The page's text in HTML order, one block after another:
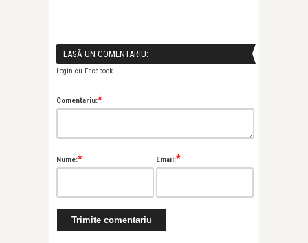
LASĂ UN COMENTARIU:
Login cu Facebook
Comentariu:*
Nume:* Email:*